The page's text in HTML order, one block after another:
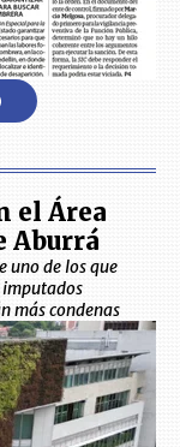
el Área
Aburrá
uno de los que
imputados
más condenas